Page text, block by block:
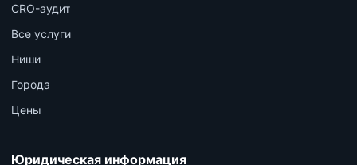
CRO-аудит
Все услуги
Ниши
Города
Цены
Юридическая информация